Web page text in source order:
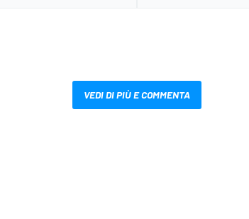
VEDI DI PIÙ E COMMENTA